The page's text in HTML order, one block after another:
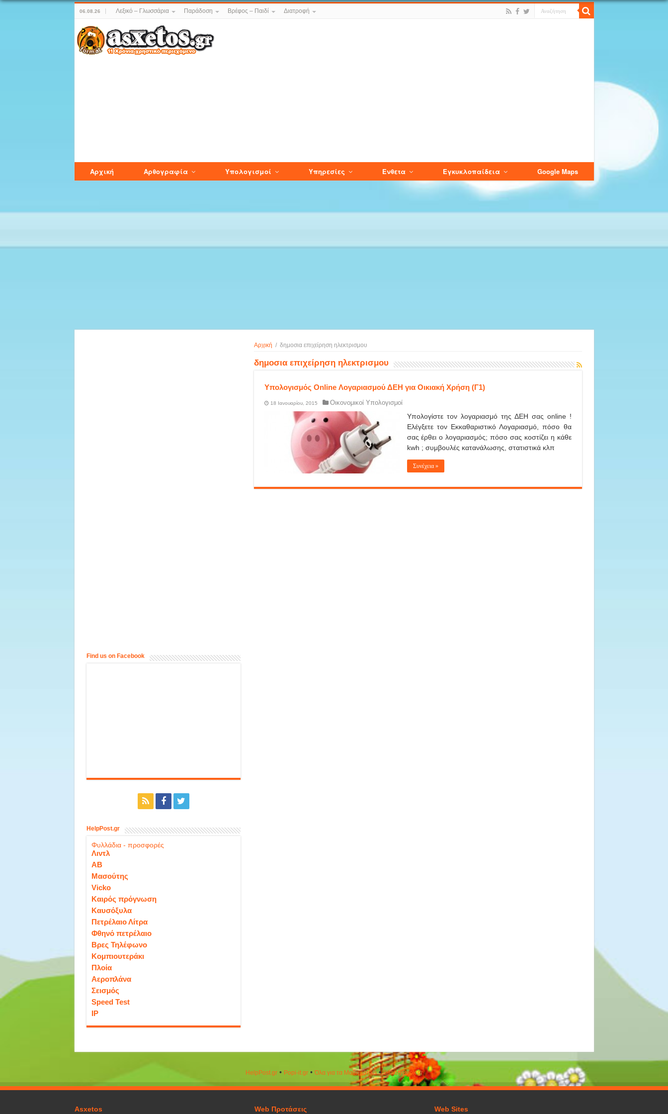
06.08.26 Λεξικό – Γλωσσάρια Παράδοση Βρέφος – Παιδί Διατροφή
Αρχική Αρθογραφία Υπολογισμοί Υπηρεσίες Ενθετα Εγκυκλοπαίδεια Google Maps
Αρχική / δημοσια επιχείρηση ηλεκτρισμου
δημοσια επιχείρηση ηλεκτρισμου
Υπολογισμός Online Λογαριασμού ΔΕΗ για Οικιακή Χρήση (Γ1)
18 Ιανουαρίου, 2015 Οικονομικοί Υπολογισμοί
Υπολογίστε τον λογαριασμό της ΔΕΗ σας online !
Ελέγξετε τον Εκκαθαριστικό Λογαριασμό, πόσο θα
σας έρθει ο λογαριασμός; πόσο σας κοστίζει η κάθε
kwh ; συμβουλές κατανάλωσης, στατιστικά κλπ
Συνέχεια »
Find us on Facebook
HelpPost.gr
Φυλλάδια - προσφορές
Λιντλ
ΑΒ
Μασούτης
Vicko
Καιρός πρόγνωση
Καυσόξυλα
Πετρέλαιο Λίτρα
Φθηνό πετρέλαιο
Βρες Τηλέφωνο
Κομπιουτεράκι
Πλοία
Αεροπλάνα
Σεισμός
Speed Test
IP
HelpPost.gr• Popi-it.gr•Όλα για τα Μαθηματικά•ΒeautyΒook.gr
Asxetos Web Προτάσεις Web Sites